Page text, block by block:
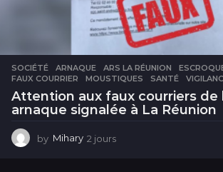
SOCIÉTÉ ARNAQUE ,ARS LA RÉUNION ,
FAUX COURRIER
,MOUSTIQUES ,SANTÉ ,
Attention aux faux courriers de
arnaque signalée à La Réunion
by Mihary 2 jours